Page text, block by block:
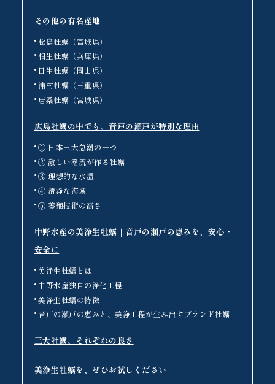
その他の有名産地
松島牡蠣（宮城県）
相生牡蠣（兵庫県）
日生牡蠣（岡山県）
浦村牡蠣（三重県）
唐桑牡蠣（宮城県）
広島牡蠣の中でも、音戸の瀬戸が特別な理由
① 日本三大急潮の一つ
② 激しい潮流が作る牡蠣
③ 理想的な水温
④ 清浄な海域
⑤ 養殖技術の高さ
中野水産の美浄生牡蠣｜音戸の瀬戸の恵みを、安心・
安全に
美浄生牡蠣とは
中野水産独自の浄化工程
美浄生牡蠣の特徴
音戸の瀬戸の恵みと、美浄工程が生み出すブランド牡蠣
三大牡蠣、それぞれの良さ
美浄生牡蠣を、ぜひお試しください